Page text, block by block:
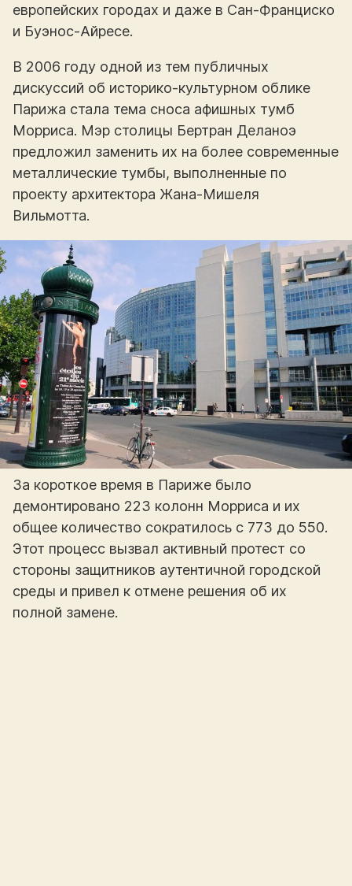
европейских городах и даже в Сан-Франциско
и Буэнос-Айресе.
В 2006 году одной из тем публичных
дискуссий об историко-культурном облике
Парижа стала тема сноса афишных тумб
Морриса. Мэр столицы Бертран Деланоэ
предложил заменить их на более современные
металлические тумбы, выполненные по
проекту архитектора Жана-Мишеля
Вильмотта.
За короткое время в Париже было
демонтировано 223 колонн Морриса и их
общее количество сократилось с 773 до 550.
Этот процесс вызвал активный протест со
стороны защитников аутентичной городской
среды и привел к отмене решения об их
полной замене.